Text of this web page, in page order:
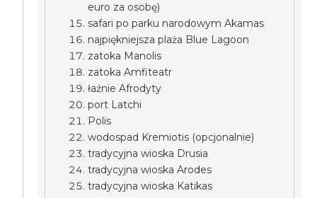
euro za osobę)
safari po parku narodowym Akamas
najpiękniejsza plaża Blue Lagoon
zatoka Manolis
zatoka Amfiteatr
łaźnie Afrodyty
port Latchi
Polis
wodospad Kremiotis (opcjonalnie)
tradycyjna wioska Drusia
tradycyjna wioska Arodes
tradycyjna wioska Katikas